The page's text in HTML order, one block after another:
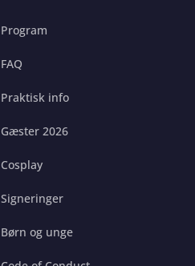
Program
FAQ
Praktisk info
Gæster 2026
Cosplay
Signeringer
Børn og unge